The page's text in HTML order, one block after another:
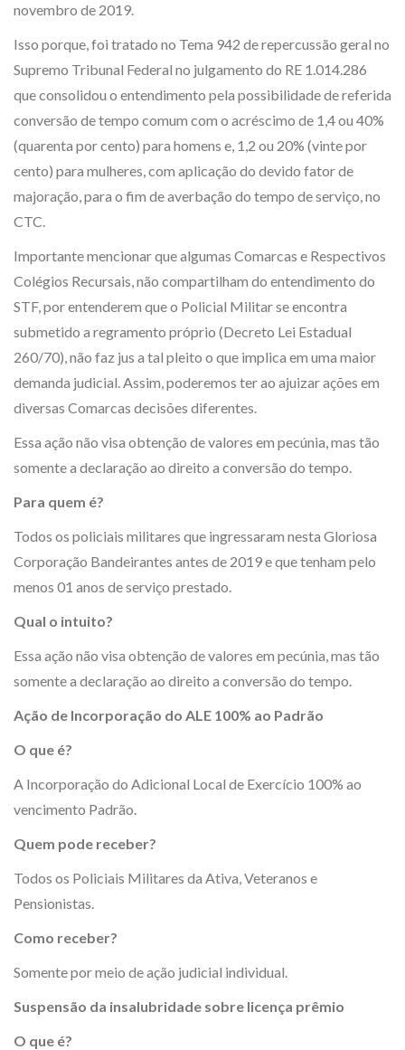
novembro de 2019.
Isso porque, foi tratado no Tema 942 de repercussão geral no
Supremo Tribunal Federal no julgamento do RE 1.014.286
que consolidou o entendimento pela possibilidade de referida
conversão de tempo comum com o acréscimo de 1,4 ou 40%
(quarenta por cento) para homens e, 1,2 ou 20% (vinte por
cento) para mulheres, com aplicação do devido fator de
majoração, para o fim de averbação do tempo de serviço, no
CTC.
Importante mencionar que algumas Comarcas e Respectivos
Colégios Recursais, não compartilham do entendimento do
STF, por entenderem que o Policial Militar se encontra
submetido a regramento próprio (Decreto Lei Estadual
260/70), não faz jus a tal pleito o que implica em uma maior
demanda judicial. Assim, poderemos ter ao ajuizar ações em
diversas Comarcas decisões diferentes.
Essa ação não visa obtenção de valores em pecúnia, mas tão
somente a declaração ao direito a conversão do tempo.
Para quem é?
Todos os policiais militares que ingressaram nesta Gloriosa
Corporação Bandeirantes antes de 2019 e que tenham pelo
menos 01 anos de serviço prestado.
Qual o intuito?
Essa ação não visa obtenção de valores em pecúnia, mas tão
somente a declaração ao direito a conversão do tempo.
Ação de Incorporação do ALE 100% ao Padrão
O que é?
A Incorporação do Adicional Local de Exercício 100% ao
vencimento Padrão.
Quem pode receber?
Todos os Policiais Militares da Ativa, Veteranos e
Pensionistas.
Como receber?
Somente por meio de ação judicial individual.
Suspensão da insalubridade sobre licença prêmio
O que é?